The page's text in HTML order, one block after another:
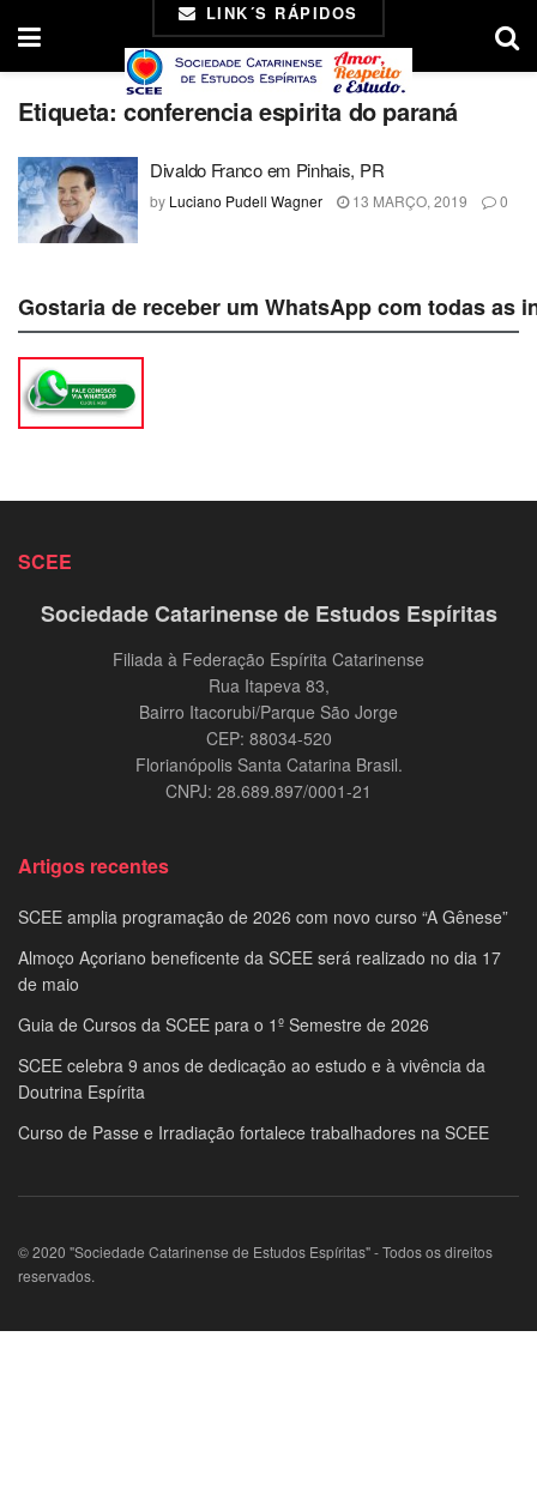
LINK´S RÁPIDOS
Etiqueta: conferencia espirita do paraná
Divaldo Franco em Pinhais, PR
by Luciano Pudell Wagner 13 MARÇO, 2019 0
Gostaria de receber um WhatsApp com todas
SCEE
Sociedade Catarinense de Estudos Espíritas
Filiada à Federação Espírita Catarinense
Rua Itapeva 83,
Bairro Itacorubi/Parque São Jorge
CEP: 88034-520
Florianópolis Santa Catarina Brasil.
CNPJ: 28.689.897/0001-21
Artigos recentes
SCEE amplia programação de 2026 com novo curso “A Gênese”
Almoço Açoriano beneficente da SCEE será realizado no dia 17
de maio
Guia de Cursos da SCEE para o 1º Semestre de 2026
SCEE celebra 9 anos de dedicação ao estudo e à vivência da
Doutrina Espírita
Curso de Passe e Irradiação fortalece trabalhadores na SCEE
© 2020 "Sociedade Catarinense de Estudos Espíritas" - Todos os direitos
reservados.